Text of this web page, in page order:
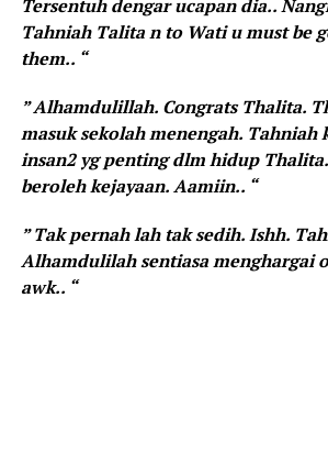
Tersentuh dengar ucapan dia..
Tahniah Talita n to Wati u must be
them.. “
” Alhamdulillah. Congrats Thalita.
masuk sekolah menengah. Tahniah
insan2 yg penting dlm hidup
beroleh kejayaan. Aamiin.. “
” Tak pernah lah tak sedih. Ishh.
Alhamdulilah sentiasa menghargai
awk.. “